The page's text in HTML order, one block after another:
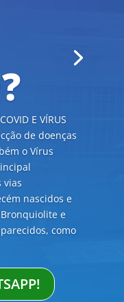
fetal
determinação
invasivo,
semana de